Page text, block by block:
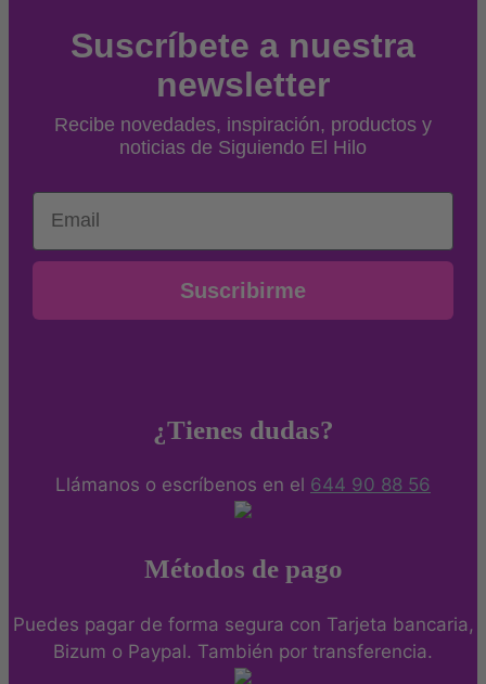
Suscríbete a nuestra
newsletter
Recibe novedades, inspiración, productos y
noticias de Siguiendo El Hilo
Email
Suscribirme
¿Tienes dudas?
Llámanos o escríbenos en el 644 90 88 56
Métodos de pago
Puedes pagar de forma segura con Tarjeta bancaria,
Bizum o Paypal. También por transferencia.